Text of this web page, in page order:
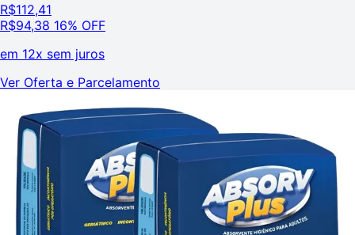
R$112,41
R$94,38 16% OFF
em 12x sem juros
Ver Oferta e Parcelamento